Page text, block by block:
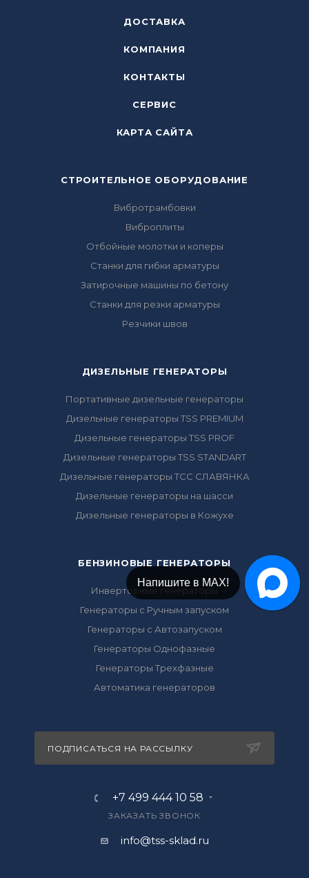
ДОСТАВКА
КОМПАНИЯ
КОНТАКТЫ
СЕРВИС
КАРТА САЙТА
СТРОИТЕЛЬНОЕ ОБОРУДОВАНИЕ
Вибротрамбовки
Виброплиты
Отбойные молотки и коперы
Станки для гибки арматуры
Затирочные машины по бетону
Станки для резки арматуры
Резчики швов
ДИЗЕЛЬНЫЕ ГЕНЕРАТОРЫ
Портативные дизельные генераторы
Дизельные генераторы TSS PREMIUM
Дизельные генераторы TSS PROF
Дизельные генераторы TSS STANDART
Дизельные генераторы ТСС СЛАВЯНКА
Дизельные генераторы на шасси
Дизельные генераторы в Кожухе
БЕНЗИНОВЫЕ ГЕНЕРАТОРЫ
Инверторные генераторы
Генераторы с Ручным запуском
Генераторы с Автозапуском
Генераторы Однофазные
Генераторы Трехфазные
Автоматика генераторов
ПОДПИСАТЬСЯ НА РАССЫЛКУ
+7 499 444 10 58
ЗАКАЗАТЬ ЗВОНОК
info@tss-sklad.ru
Напишите в МАХ!